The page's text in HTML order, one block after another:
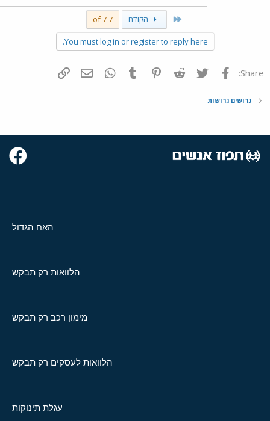
First הקודם 7 of 7
You must log in or register to reply here.
Share: פייסבוק Twitter
Reddit
Pinterest
Tumblr
WhatsAppדואר אלקטרוני
גרושים גרושות
האח הגדול
הלוואות רק תבקש
מימון רכב רק תבקש
הלוואות לעסקים רק תבקש
עגלת תינוקות